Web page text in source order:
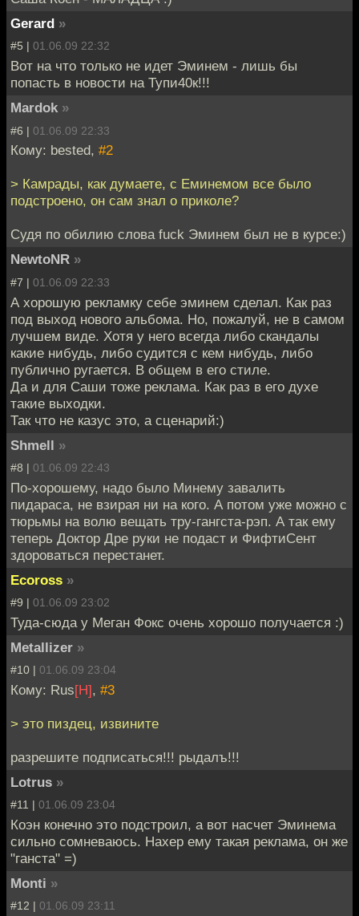
Gerard »
#5 | 01.06.09 22:32
Вот на что только не идет Эминем - лишь бы
попасть в новости на Тупи40к!!!
Mardok »
#6 | 01.06.09 22:33
Кому: bested, #2
> Камрады, как думаете, с Еминемом все было
подстроено, он сам знал о приколе?
Судя по обилию слова fuck Эминем был не в курсе:)
NewtoNR »
#7 | 01.06.09 22:33
А хорошую рекламку себе эминем сделал. Как раз
под выход нового альбома. Но, пожалуй, не в самом
лучшем виде. Хотя у него всегда либо скандалы
какие нибудь, либо судится с кем нибудь, либо
публично ругается. В общем в его стиле.
Да и для Саши тоже реклама. Как раз в его духе
такие выходки.
Так что не казус это, а сценарий:)
Shmell »
#8 | 01.06.09 22:43
По-хорошему, надо было Минему завалить
пидараса, не взирая ни на кого. А потом уже можно с
тюрьмы на волю вещать тру-гангста-рэп. А так ему
теперь Доктор Дре руки не подаст и ФифтиСент
здороваться перестанет.
Ecoross »
#9 | 01.06.09 23:02
Туда-сюда у Меган Фокс очень хорошо получается :)
Metallizer »
#10 | 01.06.09 23:04
Кому: Rus[H], #3
> это пиздец, извините
разрешите подписаться!!! рыдалъ!!!
Lotrus »
#11 | 01.06.09 23:04
Коэн конечно это подстроил, а вот насчет Эминема
сильно сомневаюсь. Нахер ему такая реклама, он же
"ганста" =)
Monti »
#12 | 01.06.09 23:11